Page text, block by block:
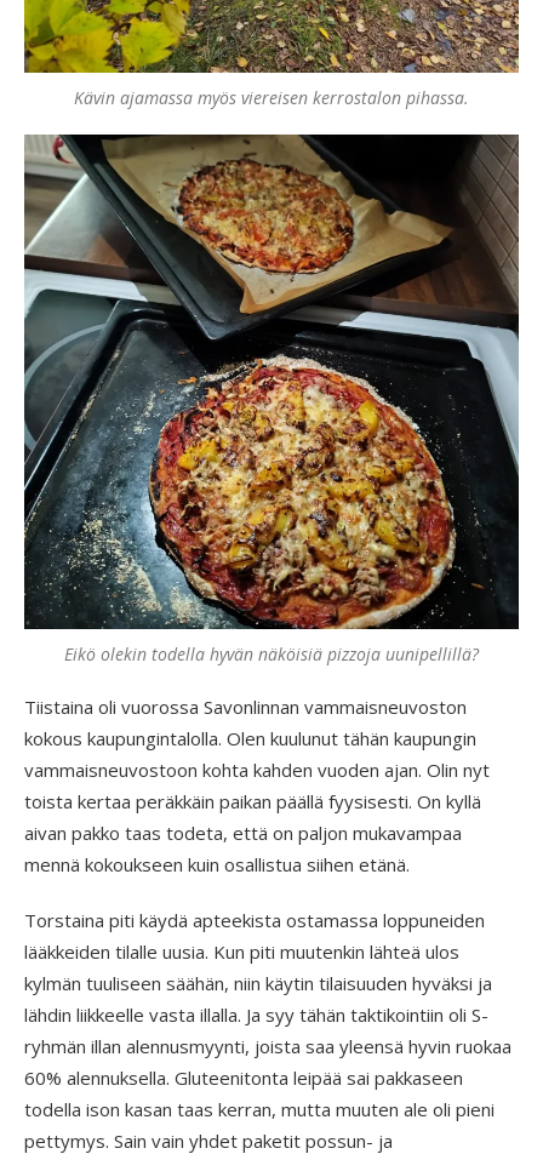
Kävin ajamassa myös viereisen kerrostalon pihassa.
Eikö olekin todella hyvän näköisiä pizzoja uunipellillä?
Tiistaina oli vuorossa Savonlinnan vammaisneuvoston
kokous kaupungintalolla. Olen kuulunut tähän kaupungin
vammaisneuvostoon kohta kahden vuoden ajan. Olin nyt
toista kertaa peräkkäin paikan päällä fyysisesti. On kyllä
aivan pakko taas todeta, että on paljon mukavampaa
mennä kokoukseen kuin osallistua siihen etänä.
Torstaina piti käydä apteekista ostamassa loppuneiden
lääkkeiden tilalle uusia. Kun piti muutenkin lähteä ulos
kylmän tuuliseen säähän, niin käytin tilaisuuden hyväksi ja
lähdin liikkeelle vasta illalla. Ja syy tähän taktikointiin oli S-
ryhmän illan alennusmyynti, joista saa yleensä hyvin ruokaa
60% alennuksella. Gluteenitonta leipää sai pakkaseen
todella ison kasan taas kerran, mutta muuten ale oli pieni
pettymys. Sain vain yhdet paketit possun- ja